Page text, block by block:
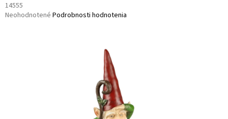
14555
Priemerné
Neohodnotené Podrobnosti hodnotenia